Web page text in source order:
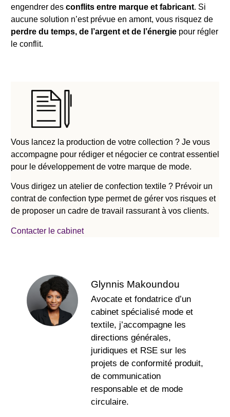
engendrer des conflits entre marque et fabricant. Si
aucune solution n’est prévue en amont, vous risquez de
perdre du temps, de l’argent et de l’énergie pour régler
le conflit.
Vous lancez la production de votre collection ? Je vous
accompagne pour rédiger et négocier ce contrat essentiel
pour le développement de votre marque de mode.
Vous dirigez un atelier de confection textile ? Prévoir un
contrat de confection type permet de gérer vos risques et
de proposer un cadre de travail rassurant à vos clients.
Contacter le cabinet
Glynnis Makoundou
Avocate et fondatrice d’un
cabinet spécialisé mode et
textile, j’accompagne les
directions générales,
juridiques et RSE sur les
projets de conformité produit,
de communication
responsable et de mode
circulaire.